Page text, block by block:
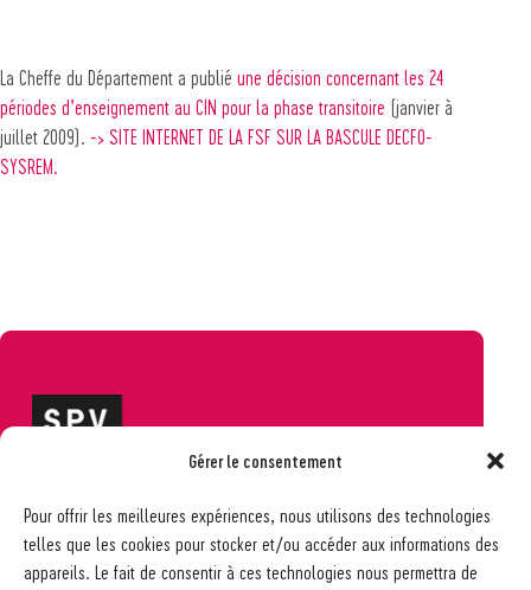
Gérer le consentement
Pour offrir les meilleures expériences, nous utilisons des technologies
telles que les cookies pour stocker et/ou accéder aux informations des
appareils. Le fait de consentir à ces technologies nous permettra de
La Cheffe du Département a publié une décision concernant les 24
périodes d’enseignement au CIN pour la phase transitoire (janvier à
juillet 2009). -> SITE INTERNET DE LA FSF SUR LA BASCULE DECFO-
SYSREM.
Ch. des Allinges 2
1006 Lausanne
021 617 65 59